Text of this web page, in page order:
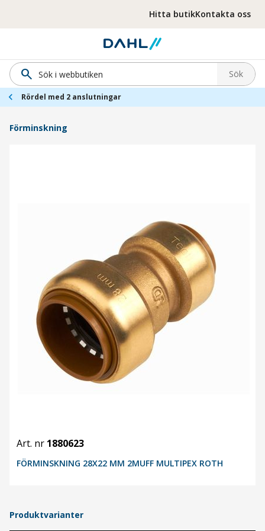
Hitta butikKontakta oss
search Sök
chevron_left Rördel med 2 anslutningar
Förminskning
Art. nr 1880623
FÖRMINSKNING 28X22 MM 2MUFF MULTIPEX ROTH
Produktvarianter